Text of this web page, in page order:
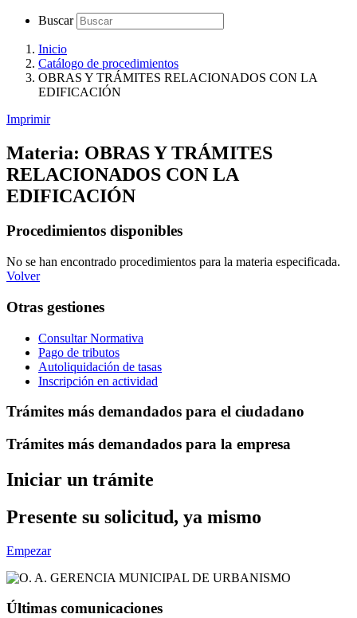
Buscar
Inicio
Catálogo de procedimientos
OBRAS Y TRÁMITES RELACIONADOS CON LA
EDIFICACIÓN
Imprimir
Materia: OBRAS Y TRÁMITES
RELACIONADOS CON LA
EDIFICACIÓN
Procedimientos disponibles
No se han encontrado procedimientos para la materia especificada.
Volver
Otras gestiones
Consultar Normativa
Pago de tributos
Autoliquidación de tasas
Inscripción en actividad
Trámites más demandados para el ciudadano
Trámites más demandados para la empresa
Iniciar un trámite
Presente su solicitud, ya mismo
Empezar
Últimas comunicaciones